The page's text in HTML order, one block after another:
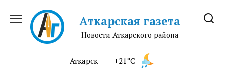
содержанию
Аткарская газета
Новости Аткарского района
Аткарск +21°C